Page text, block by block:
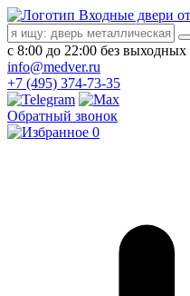
Входные двери
с 8:00 до 22:00 без выходных
info@medver.ru
+7 (495) 374-73-35
Обратный звонок
0